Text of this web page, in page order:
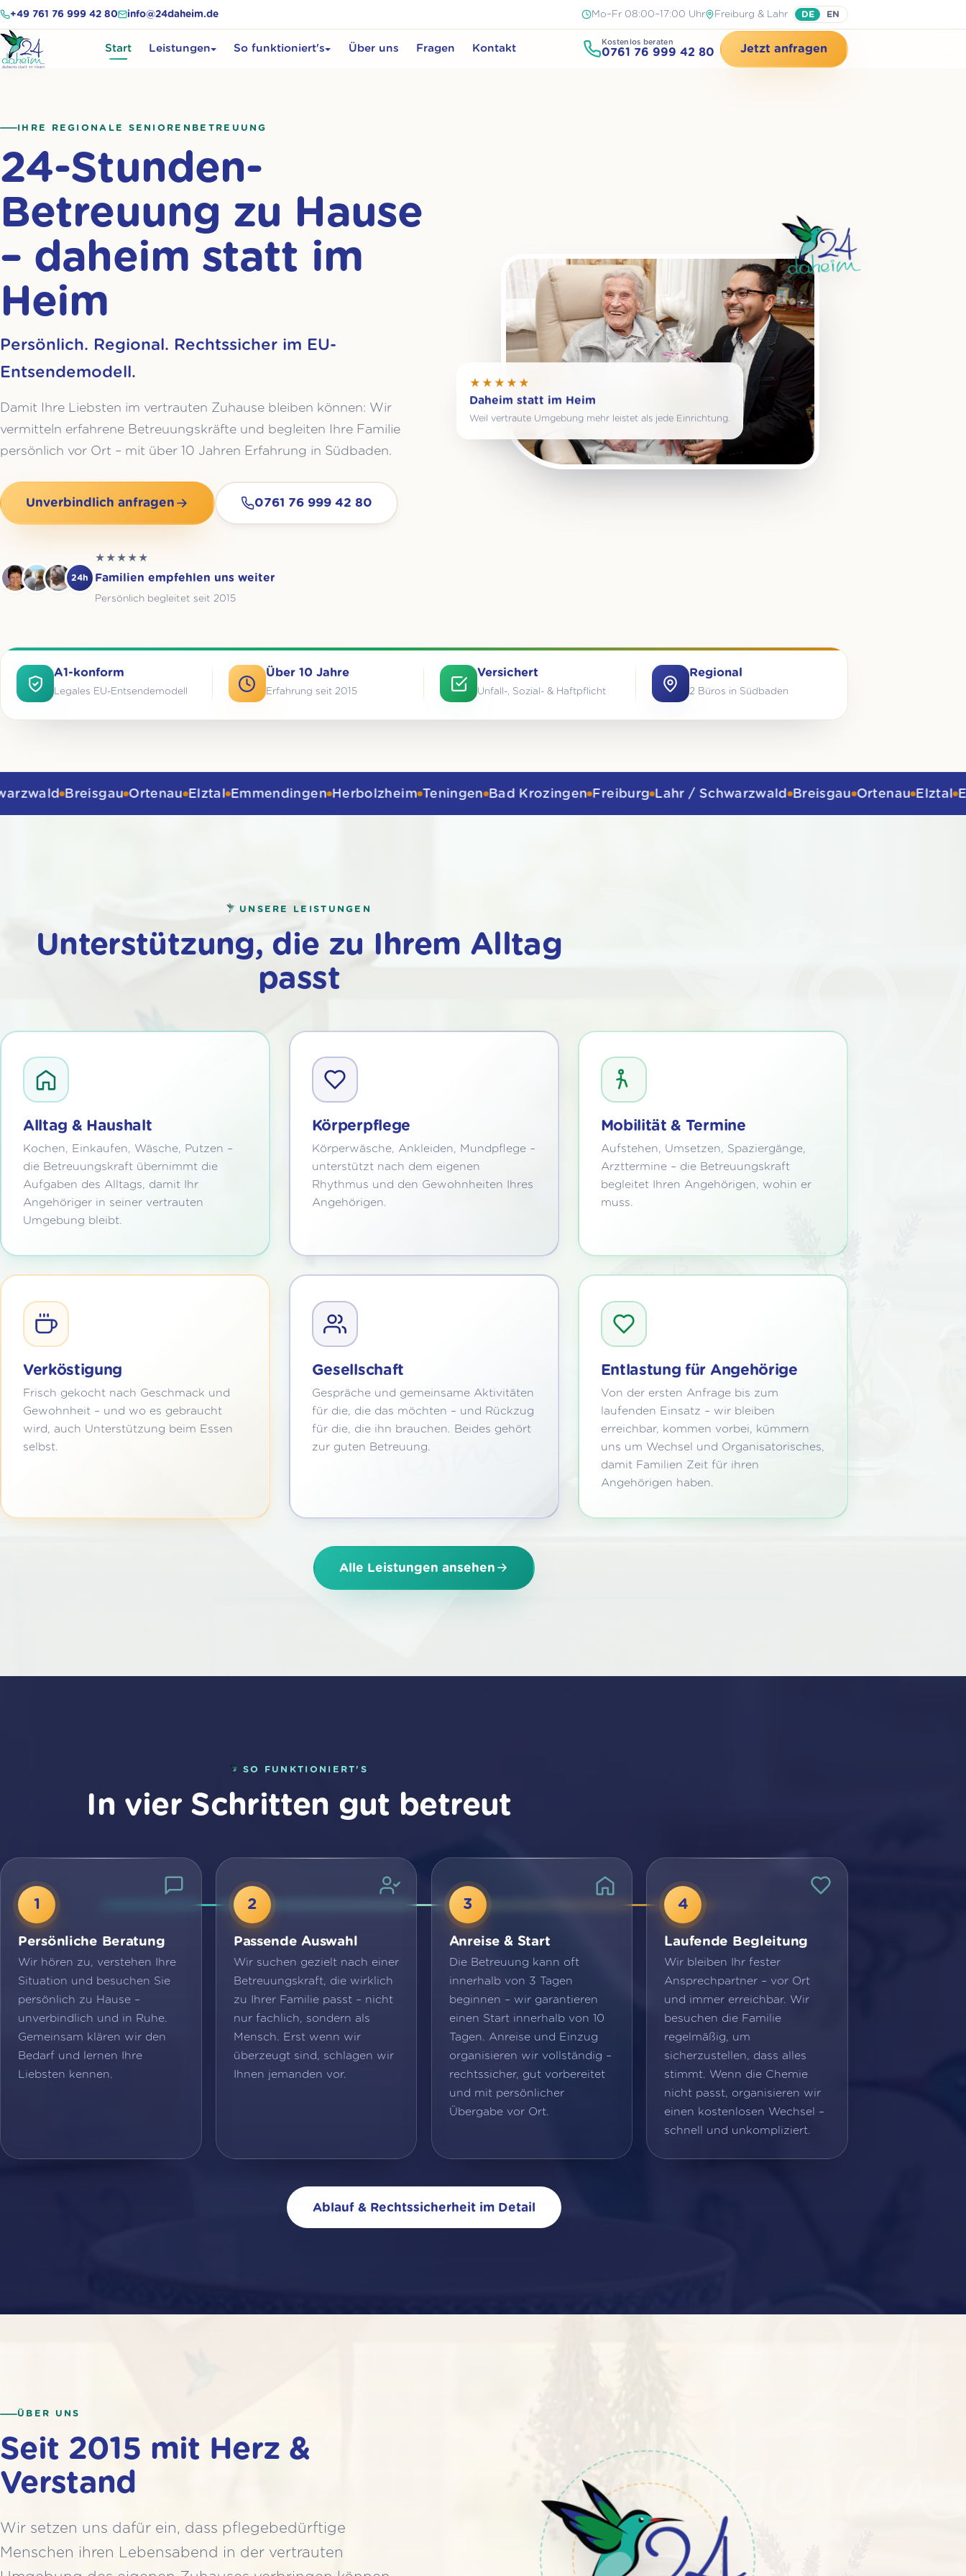
+49 761 76 999 42 80 info@24daheim.de Mo–Fr 08:00–17:00 Uhr Freiburg & Lahr DE EN
Start Leistungen So funktioniert's Über uns Fragen Kontakt
Kostenlos beraten
0761 76 999 42 80 Jetzt anfragen
IHRE REGIONALE SENIORENBETREUUNG
24-Stunden-
Betreuung zu Hause
– daheim statt im
Heim
Persönlich. Regional. Rechtssicher im EU-
Entsendemodell.
Damit Ihre Liebsten im vertrauten Zuhause bleiben können: Wir
vermitteln erfahrene Betreuungskräfte und begleiten Ihre Familie
persönlich vor Ort – mit über 10 Jahren Erfahrung in Südbaden.
Unverbindlich anfragen 0761 76 999 42 80
24h
★★★★★
Familien empfehlen uns weiter
Persönlich begleitet seit 2015
★★★★★
Daheim statt im Heim
Weil vertraute Umgebung mehr leistet als jede Einrichtung.
A1-konform
Legales EU-Entsendemodell
Über 10 Jahre
Erfahrung seit 2015
Versichert
Unfall-, Sozial- & Haftpflicht
Regional
2 Büros in Südbaden
Breisgau Ortenau Elztal Emmendingen Herbolzheim Teningen Bad Krozingen Freiburg Lahr / Schwarzwald Breisgau Ortenau Elztal
UNSERE LEISTUNGEN
Unterstützung, die zu Ihrem Alltag
passt
Alltag & Haushalt
Kochen, Einkaufen, Wäsche, Putzen –
die Betreuungskraft übernimmt die
Aufgaben des Alltags, damit Ihr
Angehöriger in seiner vertrauten
Umgebung bleibt.
Körperpflege
Körperwäsche, Ankleiden, Mundpflege –
unterstützt nach dem eigenen
Rhythmus und den Gewohnheiten Ihres
Angehörigen.
Mobilität & Termine
Aufstehen, Umsetzen, Spaziergänge,
Arzttermine – die Betreuungskraft
begleitet Ihren Angehörigen, wohin er
muss.
Verköstigung
Frisch gekocht nach Geschmack und
Gewohnheit – und wo es gebraucht
wird, auch Unterstützung beim Essen
selbst.
Gesellschaft
Gespräche und gemeinsame Aktivitäten
für die, die das möchten – und Rückzug
für die, die ihn brauchen. Beides gehört
zur guten Betreuung.
Entlastung für Angehörige
Von der ersten Anfrage bis zum
laufenden Einsatz – wir bleiben
erreichbar, kommen vorbei, kümmern
uns um Wechsel und Organisatorisches,
damit Familien Zeit für ihren
Angehörigen haben.
Alle Leistungen ansehen
SO FUNKTIONIERT'S
In vier Schritten gut betreut
Persönliche Beratung
Wir hören zu, verstehen Ihre
Situation und besuchen Sie
persönlich zu Hause –
unverbindlich und in Ruhe.
Gemeinsam klären wir den
Bedarf und lernen Ihre
Liebsten kennen.
Passende Auswahl
Wir suchen gezielt nach einer
Betreuungskraft, die wirklich
zu Ihrer Familie passt – nicht
nur fachlich, sondern als
Mensch. Erst wenn wir
überzeugt sind, schlagen wir
Ihnen jemanden vor.
Anreise & Start
Die Betreuung kann oft
innerhalb von 3 Tagen
beginnen – wir garantieren
einen Start innerhalb von 10
Tagen. Anreise und Einzug
organisieren wir vollständig –
rechtssicher, gut vorbereitet
und mit persönlicher
Übergabe vor Ort.
Laufende Begleitung
Wir bleiben Ihr fester
Ansprechpartner – vor Ort
und immer erreichbar. Wir
besuchen die Familie
regelmäßig, um
sicherzustellen, dass alles
stimmt. Wenn die Chemie
nicht passt, organisieren wir
einen kostenlosen Wechsel –
schnell und unkompliziert.
Ablauf & Rechtssicherheit im Detail
ÜBER UNS
Seit 2015 mit Herz &
Verstand
Wir setzen uns dafür ein, dass pflegebedürftige
Menschen ihren Lebensabend in der vertrauten